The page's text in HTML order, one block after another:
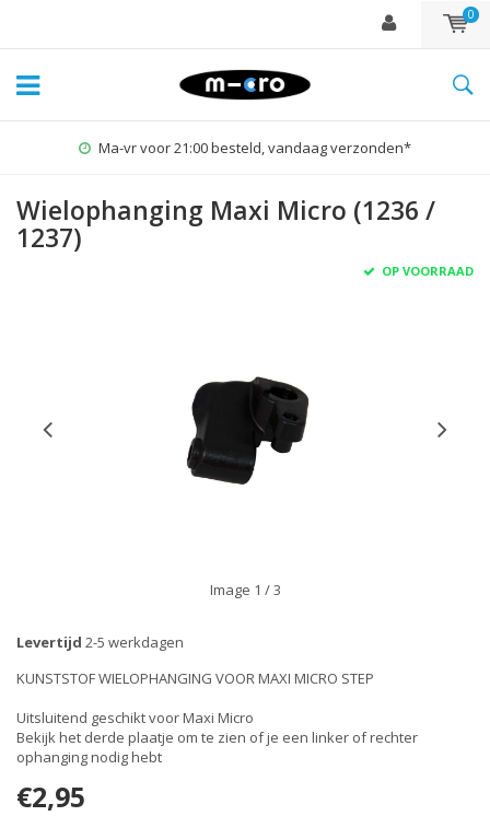
0
Ma-vr voor 21:00 besteld, vandaag verzonden*
Wielophanging Maxi Micro (1236 /
1237)
OP VOORRAAD
Image 1 / 3
Levertijd 2-5 werkdagen
KUNSTSTOF WIELOPHANGING VOOR MAXI MICRO STEP
Uitsluitend geschikt voor Maxi Micro
Bekijk het derde plaatje om te zien of je een linker of rechter
ophanging nodig hebt
€2,95